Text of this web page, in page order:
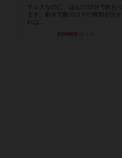
チェスなのに、ほんの10分で終わり
ます。動きで敵のコマの種類が分か
れば...
約5時間前